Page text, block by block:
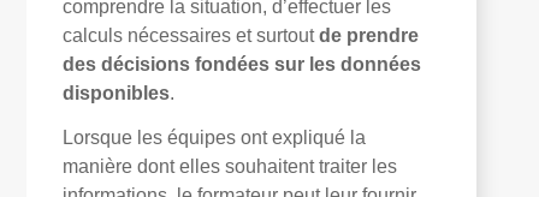
comprendre la situation, d’effectuer les
calculs nécessaires et surtoutde prendre
des décisions fondées sur les données
disponibles.
Lorsque les équipes ont expliqué la
manière dont elles souhaitent traiter les